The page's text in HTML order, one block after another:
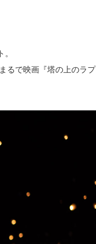
るで映画『塔の上のラプ